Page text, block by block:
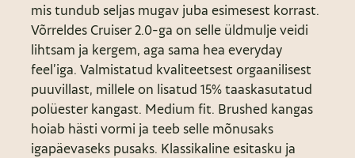
mis tundub seljas mugav juba esimesest korrast.
Võrreldes Cruiser 2.0-ga on selle üldmulje veidi
lihtsam ja kergem, aga sama hea everyday
feel’iga. Valmistatud kvaliteetsest orgaanilisest
puuvillast, millele on lisatud 15% taaskasutatud
polüester kangast. Medium fit. Brushed kangas
hoiab hästi vormi ja teeb selle mõnusaks
igapäevaseks pusaks. Klassikaline esitasku ja